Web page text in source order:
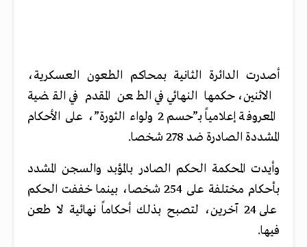
أصدرت الدائرة الثانية بمحاكم الطعون العسكرية،
الاثنين، حكمها النهائي في الطعن المقدم في القضية
المعروفة إعلامياً بـ”حسم 2 ولواء الثورة”، على الأحكام
المشددة الصادرة ضد 278 شخصا.
وأيدت المحكمة الحكم الصادر بالمؤبد والسجن المشدد
بأحكام مختلفة على 254 شخصا، بينما خففت الحكم
على 24 آخرين، لتصبح بذلك أحكاماً نهائية لا طعن
فيها.